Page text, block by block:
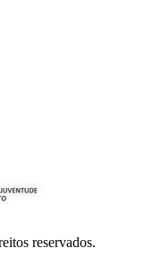
reservados.